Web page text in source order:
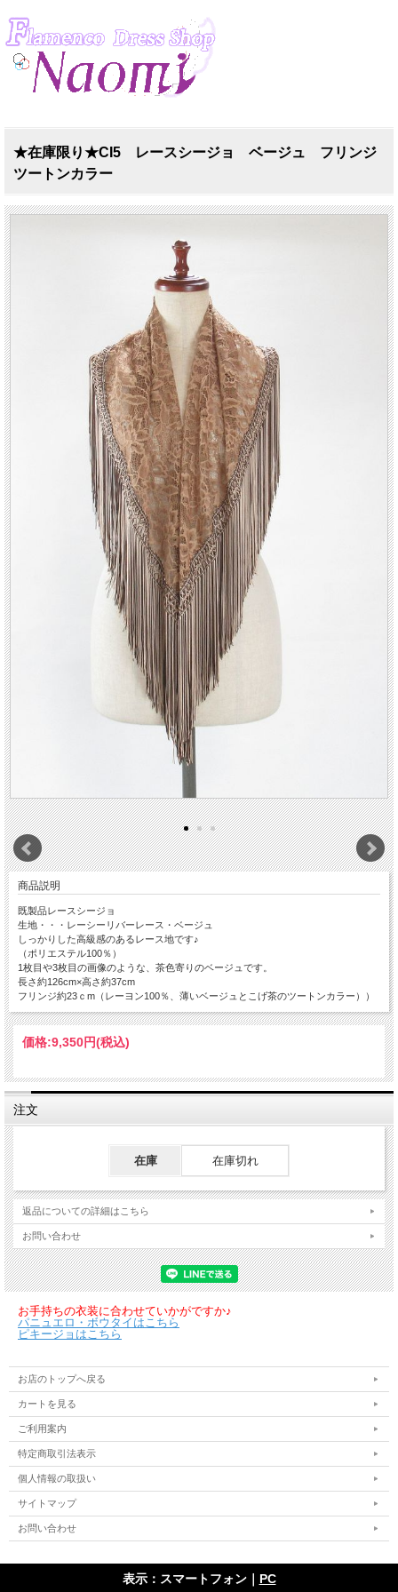
★在庫限り★CI5 レースシージョ ベージュ フリンジ
ツートンカラー
商品説明
既製品レースシージョ
生地・・・レーシーリバーレース・ベージュ
しっかりした高級感のあるレース地です♪
（ポリエステル100％）
1枚目や3枚目の画像のような、茶色寄りのベージュです。
長さ約126cm×高さ約37cm
フリンジ約23ｃm（レーヨン100％、薄いベージュとこげ茶のツートンカラー））
価格:9,350円(税込)
注文
在庫 在庫切れ
返品についての詳細はこちら
お問い合わせ
お手持ちの衣装に合わせていかがですか♪
パニュエロ・ボウタイはこちら
ピキージョはこちら
お店のトップへ戻る
カートを見る
ご利用案内
特定商取引法表示
個人情報の取扱い
サイトマップ
お問い合わせ
表示：スマートフォン｜ PC